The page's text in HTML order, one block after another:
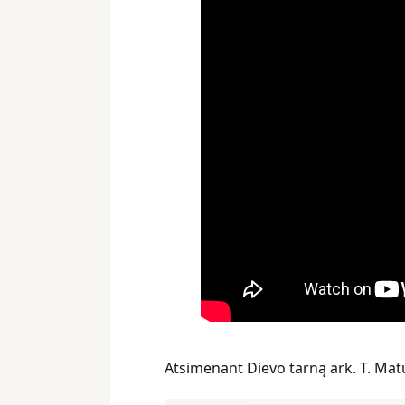
Atsimenant Dievo tarną ark. T.